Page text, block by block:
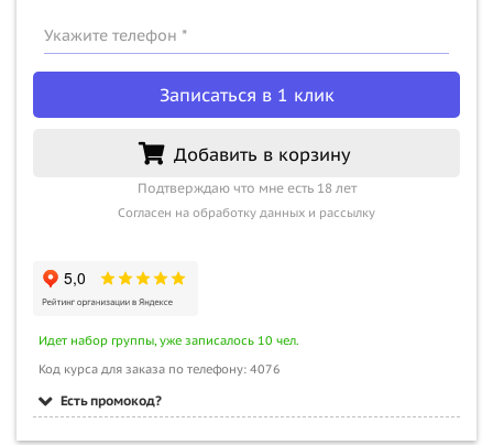
Укажите телефон *
Записаться в 1 клик
Добавить в корзину
Подтверждаю что мне есть 18 лет
Согласен на обработку данных и рассылку
Идет набор группы, уже записалось 10 чел.
Код курса для заказа по телефону: 4076
Есть промокод?